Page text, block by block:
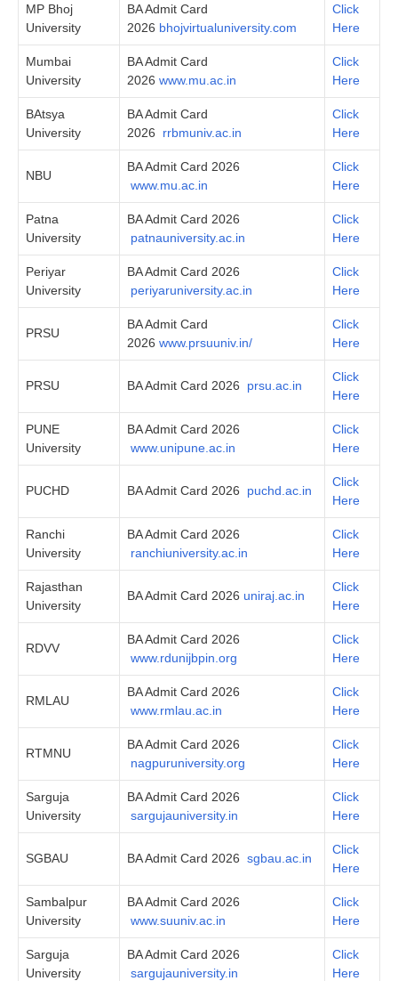
MP Bhoj
University
BA Admit Card
2026 bhojvirtualuniversity.com
Click
Here
Mumbai
University
BA Admit Card
2026 www.mu.ac.in
Click
Here
BAtsya
University
BA Admit Card
2026
rrbmuniv.ac.in
Click
Here
NBU
BA Admit Card 2026
www.mu.ac.in
Click
Here
Patna
University
BA Admit Card 2026
patnauniversity.ac.in
Click
Here
Periyar
University
BA Admit Card 2026
periyaruniversity.ac.in
Click
Here
PRSU
BA Admit Card
2026 www.prsuuniv.in/
Click
Here
PRSU BA Admit Card 2026 prsu.ac.in
Click
Here
PUNE
University
BA Admit Card 2026
www.unipune.ac.in
Click
Here
PUCHD BA Admit Card 2026 puchd.ac.in
Click
Here
Ranchi
University
BA Admit Card 2026
ranchiuniversity.ac.in
Click
Here
Rajasthan
University
BA Admit Card 2026 uniraj.ac.in
Click
Here
RDVV
BA Admit Card 2026
www.rdunijbpin.org
Click
Here
RMLAU
BA Admit Card 2026
www.rmlau.ac.in
Click
Here
RTMNU
BA Admit Card 2026
nagpuruniversity.org
Click
Here
Sarguja
University
BA Admit Card 2026
sargujauniversity.in
Click
Here
SGBAU BA Admit Card 2026 sgbau.ac.in
Click
Here
Sambalpur
University
BA Admit Card 2026
www.suuniv.ac.in
Click
Here
Sarguja
University
BA Admit Card 2026
sargujauniversity.in
Click
Here